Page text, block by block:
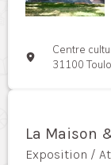
Centre
31100
La Maison
Exposition /